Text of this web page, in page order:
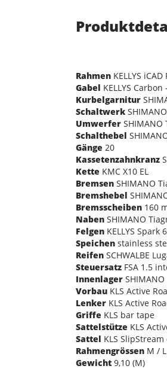
Rahmen KELLYS
Gabel KELLYS
Kurbelgarnitur
Schaltwerk
Umwerfer SHIMANO
Schalthebel
Gänge 20
Kassetenzahnkranz
Kette KMC X10 EL
Bremsen SHIMANO
Bremshebel
Bremsscheiben 160
Naben SHIMANO
Felgen KELLYS Spark
Speichen stainless
Reifen SCHWALBE
Steuersatz FSA 1.5
Innenlager SHIMANO
Vorbau KLS Active
Lenker KLS Active
Griffe KLS bar tape
Sattelstütze KLS
Sattel KLS
Rahmengrössen M / L
Gewicht 9,10 (M)